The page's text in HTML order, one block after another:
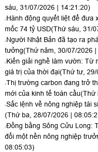
sáu, 31/07/2026 | 14:21:20)
Hành động quyết liệt để đưa
mốc 74 tỷ USD(Thứ sáu, 31/
Người Nhật Bản đã tạo ra
tưởng(Thứ năm, 30/07/2026
Kiến giải nghề làm vườn: Từ
giá trị của thời đại(Thứ tư, 29/
Thị trường carbon đang trở
mới của kinh tế toàn cầu(Thứ
Sắc lệnh về nông nghiệp tái
(Thứ ba, 28/07/2026 |
Đồng bằng Sông Cửu Long:
đổi một nền nông nghiệp
08:05:03)